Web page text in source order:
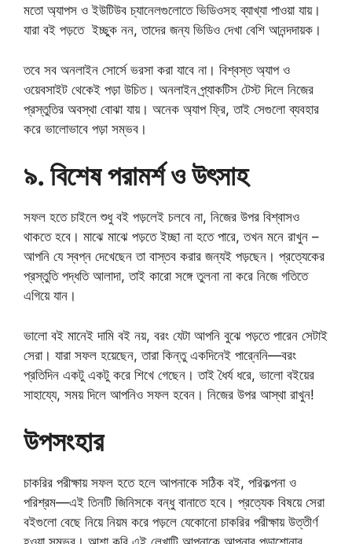
মতো অ্যাপস ও ইউটিউব চ্যানেলগুলোতে ভিডিওসহ ব্যাখ্যা পাওয়া যায়।
যারা বই পড়তে ইচ্ছুক নন, তাদের জন্য ভিডিও দেখা বেশি আনন্দদায়ক।
তবে সব অনলাইন সোর্সে ভরসা করা যাবে না। বিশ্বস্ত অ্যাপ ও
ওয়েবসাইট থেকেই পড়া উচিত। অনলাইন প্র্যাকটিস টেস্ট দিলে নিজের
প্রস্তুতির অবস্থা বোঝা যায়। অনেক অ্যাপ ফ্রি, তাই সেগুলো ব্যবহার
করে ভালোভাবে পড়া সম্ভব।
৯. বিশেষ পরামর্শ ও উৎসাহ
সফল হতে চাইলে শুধু বই পড়লেই চলবে না, নিজের উপর বিশ্বাসও
থাকতে হবে। মাঝে মাঝে পড়তে ইচ্ছা না হতে পারে, তখন মনে রাখুন –
আপনি যে স্বপ্ন দেখেছেন তা বাস্তব করার জন্যই পড়ছেন। প্রত্যেকের
প্রস্তুতি পদ্ধতি আলাদা, তাই কারো সঙ্গে তুলনা না করে নিজে গতিতে
এগিয়ে যান।
ভালো বই মানেই দামি বই নয়, বরং যেটা আপনি বুঝে পড়তে পারেন সেটাই
সেরা। যারা সফল হয়েছেন, তারা কিন্তু একদিনেই পারে্ননি—বরং
প্রতিদিন একটু একটু করে শিখে গেছেন। তাই ধৈর্য ধরে, ভালো বইয়ের
সাহায্যে, সময় দিলে আপনিও সফল হবেন। নিজের উপর আস্থা রাখুন!
উপসংহার
চাকরির পরীক্ষায় সফল হতে হলে আপনাকে সঠিক বই, পরিকল্পনা ও
পরিশ্রম—এই তিনটি জিনিসকে বন্ধু বানাতে হবে। প্রত্যেক বিষয়ে সেরা
বইগুলো বেছে নিয়ে নিয়ম করে পড়লে যেকোনো চাকরির পরীক্ষায় উত্তীর্ণ